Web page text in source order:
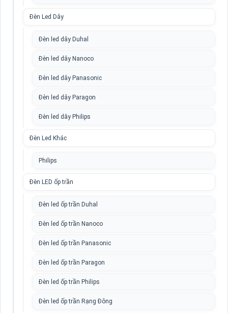
Đèn Led Dây
Đèn led dây Duhal
Đèn led dây Nanoco
Đèn led dây Panasonic
Đèn led dây Paragon
Đèn led dây Philips
Đèn Led Khác
Philips
Đèn LED ốp trần
Đèn led ốp trần Duhal
Đèn led ốp trần Nanoco
Đèn led ốp trần Panasonic
Đèn led ốp trần Paragon
Đèn led ốp trần Philips
Đèn led ốp trần Rạng Đông